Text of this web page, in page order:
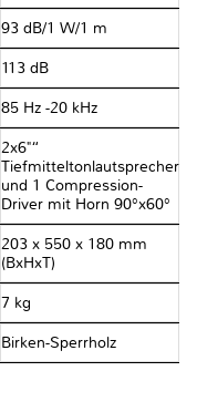
93 dB/1 W/1 m
113 dB
85 Hz -20 kHz
2x6"“
Tiefmitteltonlautsprecher
und 1 Compression-
Driver mit Horn 90°x60°
203 x 550 x 180 mm
(BxHxT)
7 kg
Birken-Sperrholz